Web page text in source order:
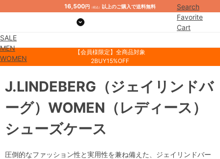
16,500円 （税込） 以上のご購入で送料無料
Search
Favorite
Cart
SALE
MEN
WOMEN
【会員様限定】全商品対象
2BUY15%OFF
シューズケース
J.LINDEBERG （ジェイリンドバ
ーグ） WOMEN （レディース）
圧倒的なファッション性と実用性を兼ね備えた、ジェイリンドバー